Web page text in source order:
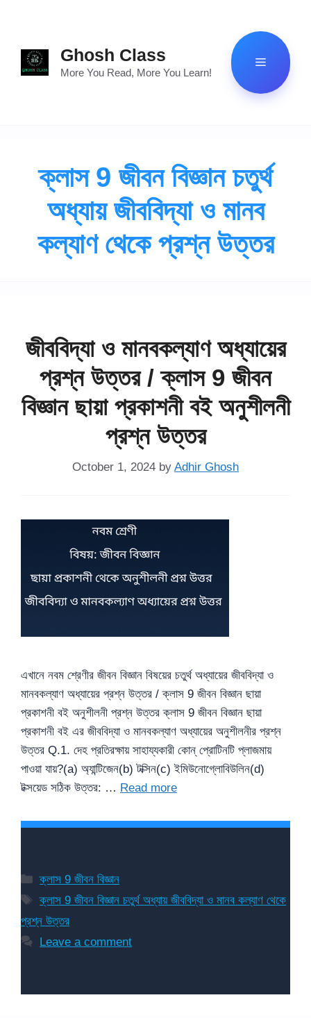
content
Ghosh Class
More You Read, More You Learn!
Menu
ক্লাস 9 জীবন বিজ্ঞান চতুর্থ
অধ্যায় জীববিদ্যা ও মানব
কল্যাণ থেকে প্রশ্ন উত্তর
জীববিদ্যা ও মানবকল্যাণ অধ্যায়ের
প্রশ্ন উত্তর / ক্লাস 9 জীবন
বিজ্ঞান ছায়া প্রকাশনী বই অনুশীলনী
প্রশ্ন উত্তর
October 1, 2024 by Adhir Ghosh
এখানে নবম শ্রেণীর জীবন বিজ্ঞান বিষয়ের চতুর্থ অধ্যায়ের জীববিদ্যা ও
মানবকল্যাণ অধ্যায়ের প্রশ্ন উত্তর / ক্লাস 9 জীবন বিজ্ঞান ছায়া
প্রকাশনী বই অনুশীলনী প্রশ্ন উত্তর ক্লাস 9 জীবন বিজ্ঞান ছায়া
প্রকাশনী বই এর জীববিদ্যা ও মানবকল্যাণ অধ্যায়ের অনুশীলনীর প্রশ্ন
উত্তর Q.1. দেহ প্রতিরক্ষায় সাহায্যকারী কোন্ প্রোটিনটি প্লাজমায়
পাওয়া যায়?(a) অ্যান্টিজেন(b) টক্সিন(c) ইমিউনোগ্লোবিউলিন(d)
টক্সয়েড সঠিক উত্তর: … Read more
Categories
ক্লাস 9 জীবন বিজ্ঞান
Tags
ক্লাস 9 জীবন বিজ্ঞান চতুর্থ অধ্যায় জীববিদ্যা ও মানব কল্যাণ থেকে
প্রশ্ন উত্তর
Leave a comment